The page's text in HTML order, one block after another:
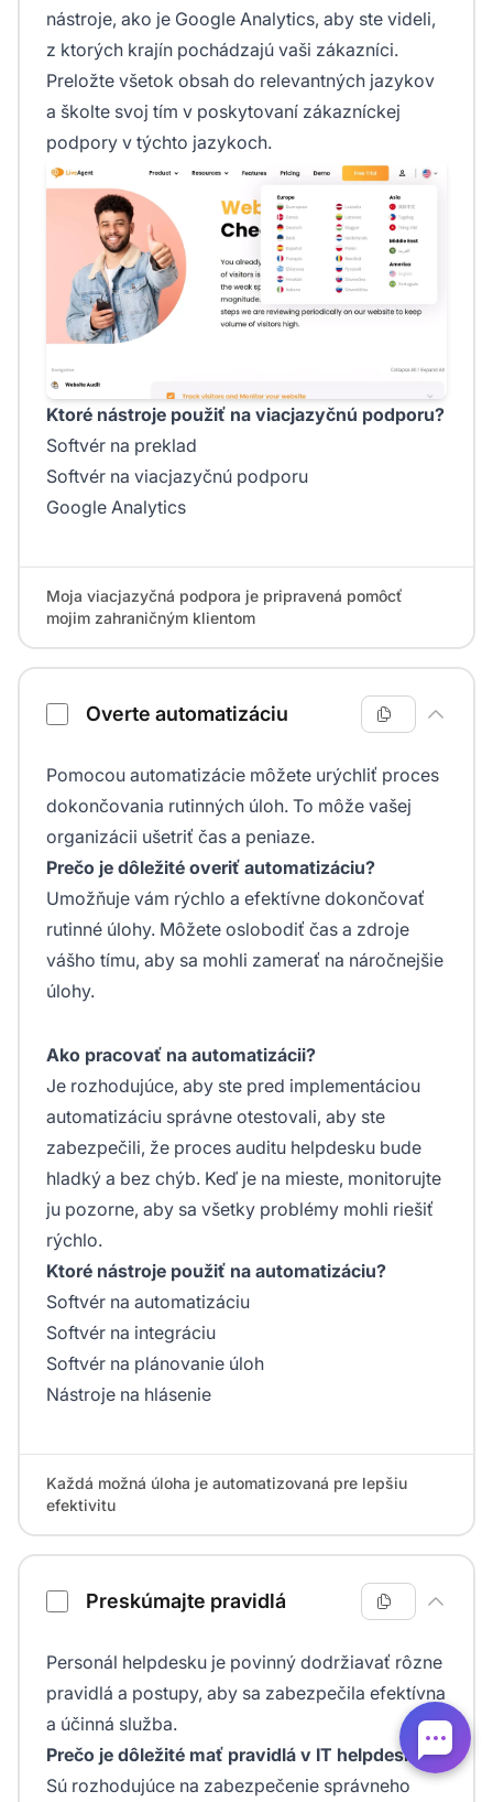
nástroje, ako je Google Analytics, aby ste videli,
z ktorých krajín pochádzajú vaši zákazníci.
Preložte všetok obsah do relevantných jazykov
a školte svoj tím v poskytovaní zákazníckej
podpory v týchto jazykoch.
Ktoré nástroje použiť na viacjazyčnú podporu?
Softvér na preklad
Softvér na viacjazyčnú podporu
Google Analytics
Moja viacjazyčná podpora je pripravená pomôcť
mojim zahraničným klientom
Overte automatizáciu
Pomocou automatizácie môžete urýchliť proces
dokončovania rutinných úloh. To môže vašej
organizácii ušetriť čas a peniaze.
Prečo je dôležité overiť automatizáciu?
Umožňuje vám rýchlo a efektívne dokončovať
rutinné úlohy. Môžete oslobodiť čas a zdroje
vášho tímu, aby sa mohli zamerať na náročnejšie
úlohy.
Ako pracovať na automatizácii?
Je rozhodujúce, aby ste pred implementáciou
automatizáciu správne otestovali, aby ste
zabezpečili, že proces auditu helpdesku bude
hladký a bez chýb. Keď je na mieste, monitorujte
ju pozorne, aby sa všetky problémy mohli riešiť
rýchlo.
Ktoré nástroje použiť na automatizáciu?
Softvér na automatizáciu
Softvér na integráciu
Softvér na plánovanie úloh
Nástroje na hlásenie
Každá možná úloha je automatizovaná pre lepšiu
efektivitu
Preskúmajte pravidlá
Personál helpdesku je povinný dodržiavať rôzne
pravidlá a postupy, aby sa zabezpečila efektívna
a účinná služba.
Prečo je dôležité mať pravidlá v IT helpdesku?
Sú rozhodujúce na zabezpečenie správneho